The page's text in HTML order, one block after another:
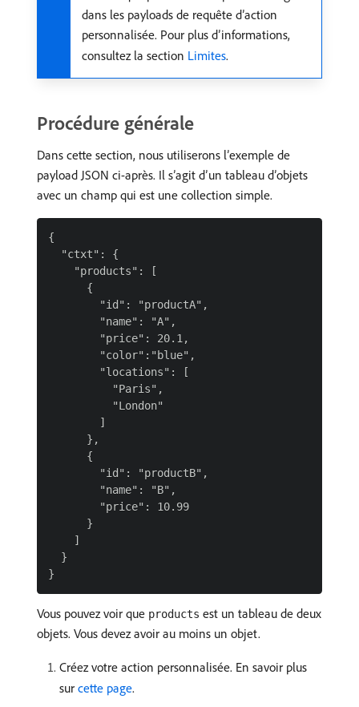
dans les payloads de requête d’action
personnalisée. Pour plus d’informations,
consultez la section Limites.
Procédure générale
Dans cette section, nous utiliserons l’exemple de
payload JSON ci-après. Il s’agit d’un tableau d’objets
avec un champ qui est une collection simple.
{
  "ctxt": {
    "products": [
      {
        "id": "productA",
        "name": "A",
        "price": 20.1,
        "color":"blue",
        "locations": [
          "Paris",
          "London"
        ]
      },
      {
        "id": "productB",
        "name": "B",
        "price": 10.99
      }
    ]
  }
Vous pouvez voir que products est un tableau de deux
objets. Vous devez avoir au moins un objet.
Créez votre action personnalisée. En savoir plus
sur cette page.